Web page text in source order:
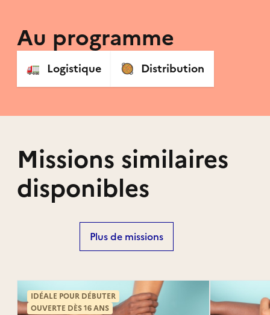
Au programme
🚛 Logistique 🥘 Distribution
Missions similaires
disponibles
Plus de missions
IDÉALE POUR DÉBUTER
OUVERTE DÈS 16 ANS